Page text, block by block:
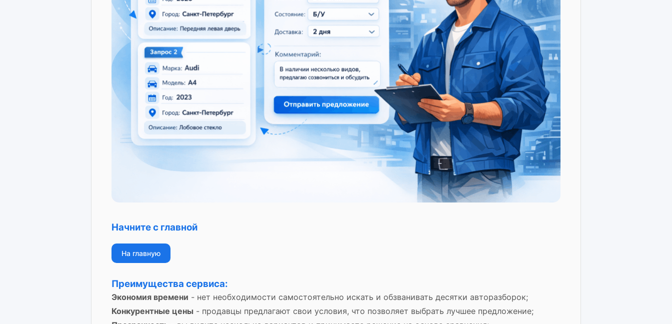
Начните с главной
На главную
Преимущества сервиса:
Экономия времени - нет необходимости самостоятельно искать и обзванивать десятки авторазборок;
Конкурентные цены - продавцы предлагают свои условия, что позволяет выбрать лучшее предложение;